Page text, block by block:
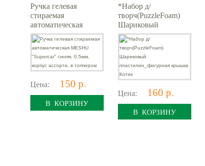
Ручка гелевая
стираемая
автоматическая
MESHU "Supercar"
синяя, 0,5мм, корпус
ассорти, в топпером
Цена: 150 р.
В КОРЗИНУ
*Набор д/
творч(PuzzleFoam)
Шариковый
пластилин_фигурная
крышка Котик
Цена: 160 р.
В КОРЗИНУ